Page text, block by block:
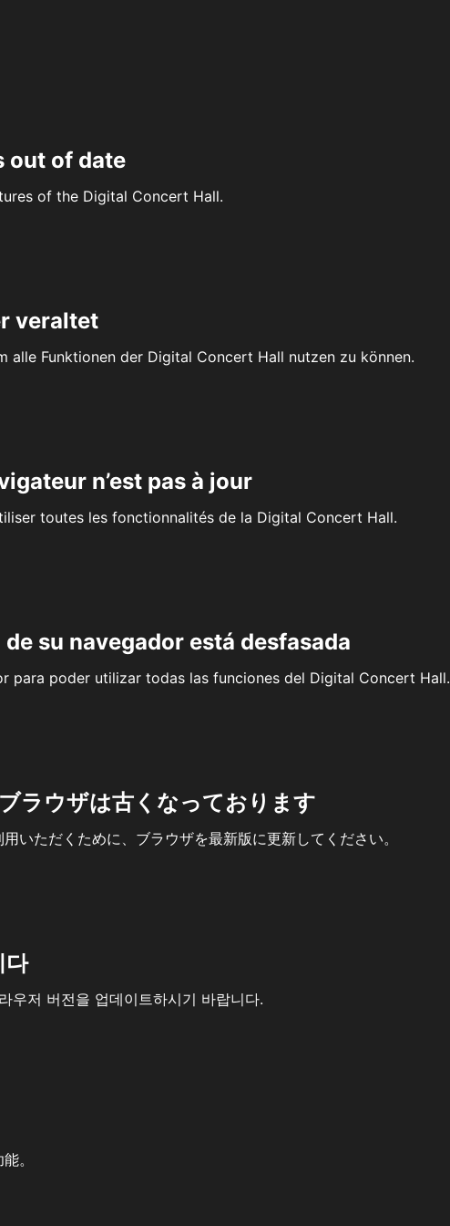
out of date
of the Digital Concert Hall.
veraltet
alle Funktionen der Digital Concert Hall nutzen zu können.
n’est pas à jour
toutes les fonctionnalités de la Digital Concert Hall.
su navegador está desfasada
para poder utilizar todas las funciones del Digital Concert Hall.
ラウザは古くなっております
いただくために、ブラウザを最新版に更新してください。
다
우저 버전을 업데이트하시기 바랍니다.
。